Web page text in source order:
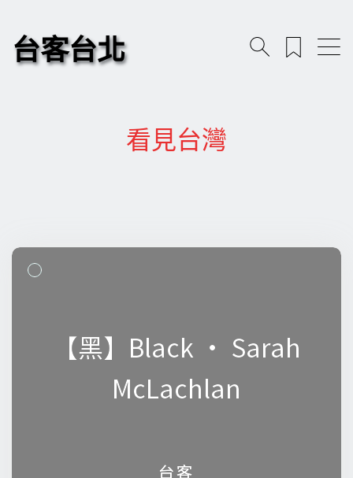
台客台北
看見台灣
【黑】Black • Sarah
McLachlan
台客
【黑】Black • Sarah
McLachlan
台客